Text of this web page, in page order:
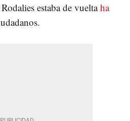
estaba de vueltaha